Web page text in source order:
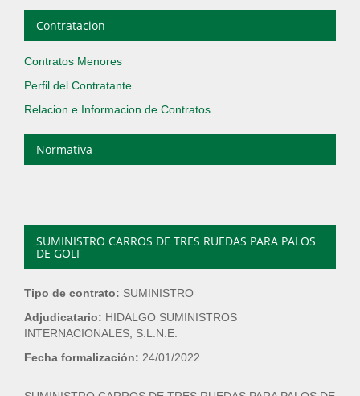
Contratacion
Contratos Menores
Perfil del Contratante
Relacion e Informacion de Contratos
Normativa
SUMINISTRO CARROS DE TRES RUEDAS PARA PALOS
DE GOLF
Tipo de contrato: SUMINISTRO
Adjudicatario: HIDALGO SUMINISTROS
INTERNACIONALES, S.L.N.E.
Fecha formalización: 24/01/2022